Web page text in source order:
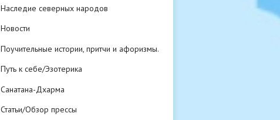
Наследие северных народов
Новости
Поучительные истории, притчи и афоризмы.
Путь к себе/Эзотерика
Санатана-Дхарма
Статьи/Обзор прессы